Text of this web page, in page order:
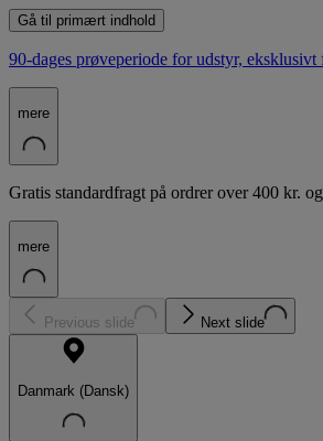
Gå til primært indhold
90-dages prøveperiode for udstyr, eksklusivt
mere
Gratis standardfragt på ordrer over 400 kr.
mere
Previous slide Next slide
Danmark (Dansk)